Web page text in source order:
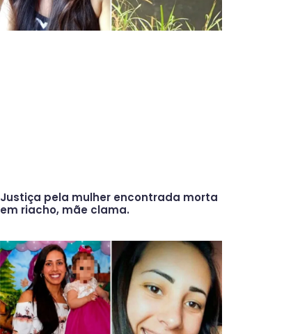
Justiça pela mulher encontrada morta
em riacho, mãe clama.